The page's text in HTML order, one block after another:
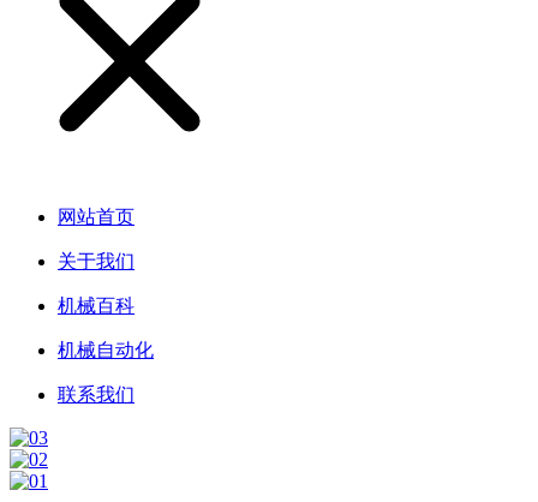
网站首页
关于我们
机械百科
机械自动化
联系我们